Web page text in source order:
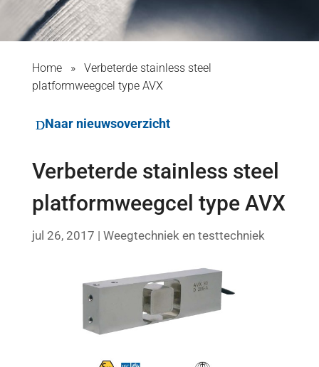
Home» Verbeterde stainless steel
platformweegcel type AVX
Naar nieuwsoverzicht
Verbeterde stainless steel
platformweegcel type AVX
jul 26, 2017 | Weegtechniek en testtechniek